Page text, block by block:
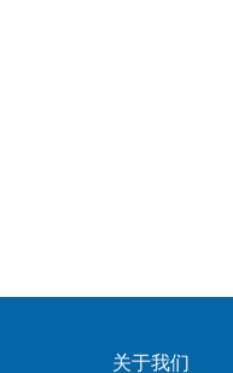
关于我们